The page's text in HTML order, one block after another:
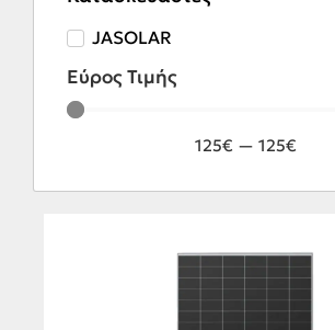
JASOLAR
Εύρος Τιμής
125€ — 125€